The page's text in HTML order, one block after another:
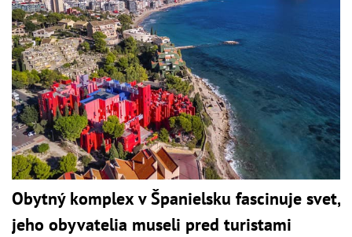
Obytný komplex v Španielsku fascinuje svet,
jeho obyvatelia museli pred turistami